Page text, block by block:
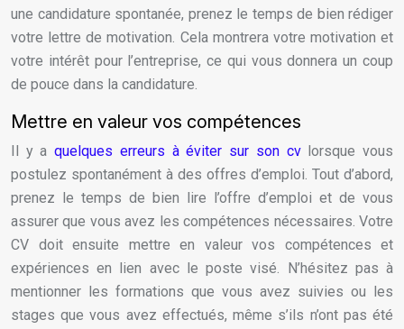
une candidature spontanée, prenez le temps de bien rédiger
votre lettre de motivation. Cela montrera votre motivation et
votre intérêt pour l’entreprise, ce qui vous donnera un coup
de pouce dans la candidature.
Mettre en valeur vos compétences
Il y aquelques erreurs à éviter sur son cvlorsque vous
postulez spontanément à des offres d’emploi. Tout d’abord,
prenez le temps de bien lire l’offre d’emploi et de vous
assurer que vous avez les compétences nécessaires. Votre
CV doit ensuite mettre en valeur vos compétences et
expériences en lien avec le poste visé. N’hésitez pas à
mentionner les formations que vous avez suivies ou les
stages que vous avez effectués, même s’ils n’ont pas été